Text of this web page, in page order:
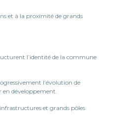
et à la proximité de grands
l’identité de la commune
l’évolution de
développement.
et grands pôles